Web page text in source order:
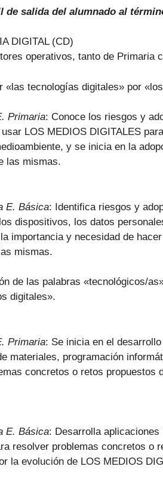
de salida del alumnado al
DIGITAL (CD)
operativos, tanto de Primaria
«las tecnologías digitales» por
Primaria: Conoce los riesgos y
LOS MEDIOS DIGITALES
y se inicia en la
las mismas.
E. Básica: Identifica riesgos y
dispositivos, los datos
importancia y necesidad de
mismas.
de las palabras «tecnológicos/
digitales».
Primaria: Se inicia en el
materiales, programación
concretos o retos propuestos
E. Básica: Desarrolla
resolver problemas concretos o
la evolución de LOS MEDIOS